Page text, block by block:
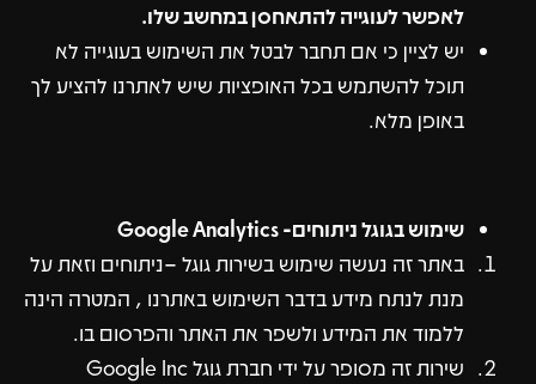
לאפשר לעוגייה להתאחסן במחשב שלו.
יש לציין כי אם תחבר לבטל את השימוש בעוגייה לא
תוכל להשתמש בכל האופציות שיש לאתרנו להציע לך
באופן מלא.
שימוש בגוגל ניתוחים- Google Analytics
באתר זה נעשה שימוש בשירות גוגל –ניתוחים וזאת על
מנת לנתח מידע בדבר השימוש באתרנו , המטרה הינה
ללמוד את המידע ולשפר את האתר והפרסום בו.
שירות זה מסופר על ידי חברת גוגל Google Inc